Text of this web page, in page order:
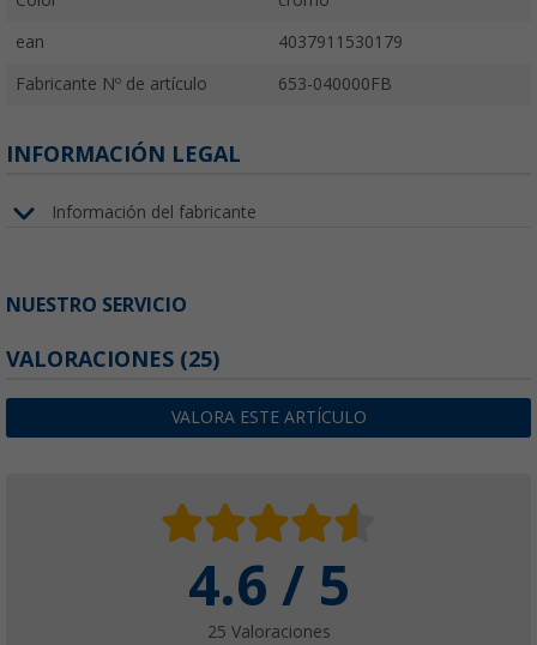
ean 4037911530179
Fabricante Nº de artículo 653-040000FB
INFORMACIÓN LEGAL
Información del fabricante
NUESTRO SERVICIO
VALORACIONES (25)
VALORA ESTE ARTÍCULO
4.6 / 5
25 Valoraciones